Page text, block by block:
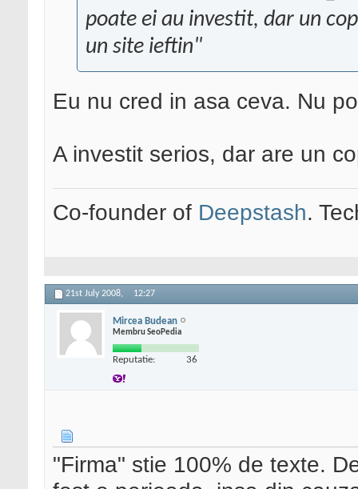
poate ei au investit, dar un
un site ieftin"
Eu nu cred in asa ceva. Nu
A investit serios, dar are un
Co-founder of Deepstash.
21st July 2008, 12:27
Mircea Budean
Membru SeoPedia
Reputatie: 36
"Firma" stie 100% de texte.